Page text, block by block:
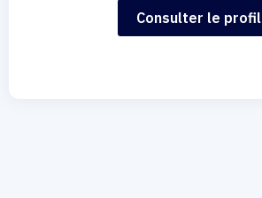
Consulter le profil